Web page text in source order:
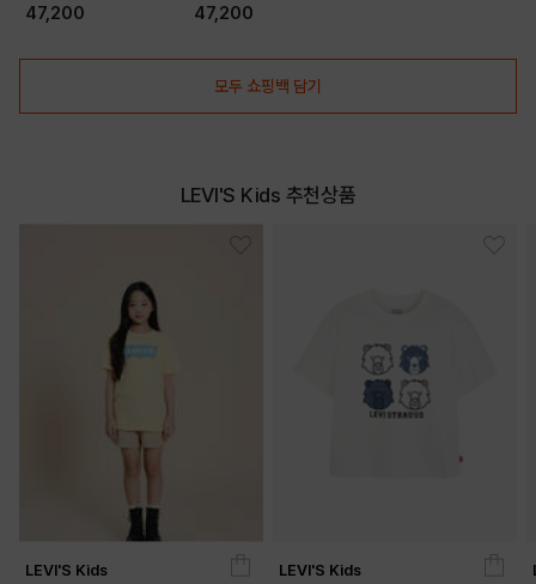
DETAILS
47,200 47,200
모두 쇼핑백 담기
LEVI'S Kids 추천상품
LEVI'S Kids
LEVI'S Kids